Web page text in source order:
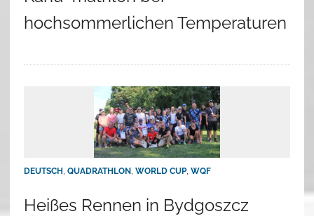
hochsommerlichen Temperaturen
DEUTSCH QUADRATHLON, WORLD CUP, WQF
Heißes Rennen in Bydgoszcz